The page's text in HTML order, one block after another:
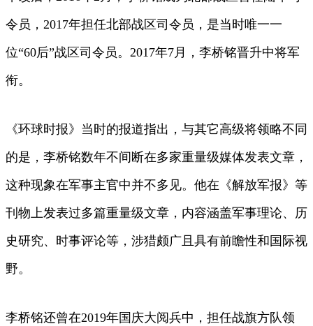
令员，2017年担任北部战区司令员，是当时唯一一
位“60后”战区司令员。2017年7月，李桥铭晋升中将军
衔。
《环球时报》当时的报道指出，与其它高级将领略不同
的是，李桥铭数年不间断在多家重量级媒体发表文章，
这种现象在军事主官中并不多见。他在《解放军报》等
刊物上发表过多篇重量级文章，内容涵盖军事理论、历
史研究、时事评论等，涉猎颇广且具有前瞻性和国际视
野。
李桥铭还曾在2019年国庆大阅兵中，担任战旗方队领